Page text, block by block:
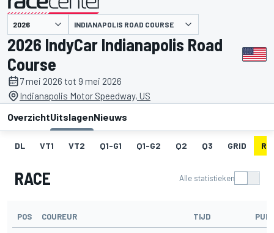
gepresenteerd door INDIANAPOLIS ROAD COURSE
2026 IndyCar Indianapolis Road
Course
7 mei 2026 tot 9 mei 2026
Indianapolis Motor Speedway, US
OverzichtUitslagenNieuws
DL VT1 VT2 Q1-G1 Q1-G2 Q2 Q3 GRID
RACE Alle statistieken
POS COUREUR TIJD